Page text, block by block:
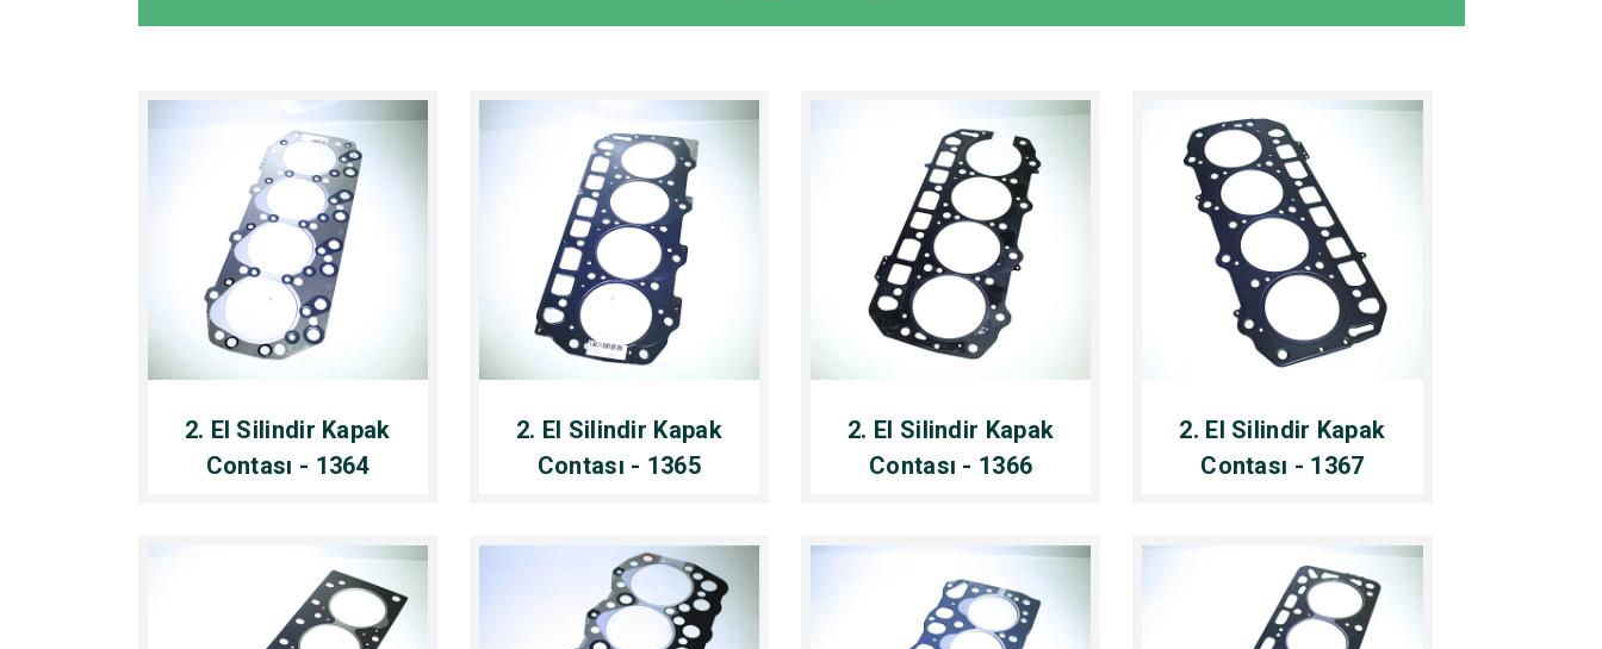
2. El Silindir Kapak
Contası - 1364
2. El Silindir Kapak
Contası - 1365
2. El Silindir Kapak
Contası - 1366
2. El Silindir Kapak
Contası - 1367